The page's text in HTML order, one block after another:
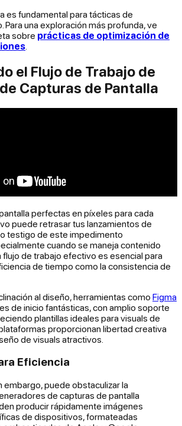
es fundamental para tácticas de
una exploración más profunda, ve
sobre prácticas de optimización de
el Flujo de Trabajo de
Capturas de Pantalla
perfectas en píxeles para cada
puede retrasar tus lanzamientos de
testigo de este impedimento
cuando se maneja contenido
flujo de trabajo efectivo es esencial para
de tiempo como la consistencia de
al diseño, herramientas como Figma
de inicio fantásticas, con amplio soporte
plantillas ideales para visuals de
proporcionan libertad creativa
de visuals atractivos.
Eficiencia
embargo, puede obstaculizar la
de capturas de pantalla
producir rápidamente imágenes
de dispositivos, formateadas